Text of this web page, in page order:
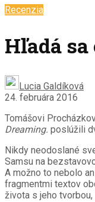
Recenzia
Hľadá
Lucia Galdíková
24. februára 2016
Tomášovi
Dreaming. poslúžili
Nikdy neodoslané
Samsu na
A možno to nebolo
fragmentmi textov
života s jeho